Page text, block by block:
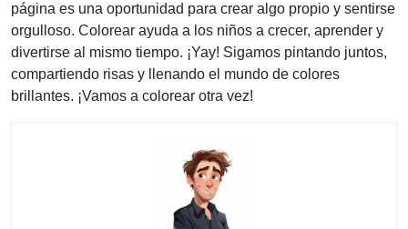
página es una oportunidad para crear algo propio y sentirse
orgulloso. Colorear ayuda a los niños a crecer, aprender y
divertirse al mismo tiempo. ¡Yay! Sigamos pintando juntos,
compartiendo risas y llenando el mundo de colores
brillantes. ¡Vamos a colorear otra vez!